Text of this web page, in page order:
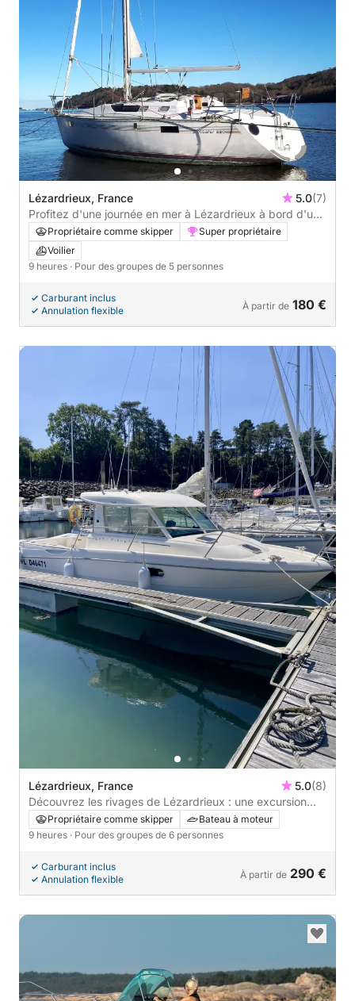
Lézardrieux, France 5.0(7)
Profitez d'une journée en mer à Lézardrieux à bord d'un
voilierPropriétaire comme skipper
Super propriétaire
Voilier
9 heures · Pour des groupes de 5 personnes
Carburant inclus
Annulation flexible
À partir de 180 €
Lézardrieux, France 5.0(8)
Découvrez les rivages de Lézardrieux : une excursion
d'une journée complète à bord d'un bateau à moteur
Propriétaire comme skipper
Bateau à moteur
9 heures · Pour des groupes de 6 personnes
Carburant inclus
Annulation flexible
À partir de 290 €